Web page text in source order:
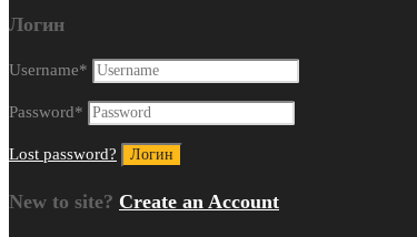
Логин
Username*
Password*
Lost password?
New to site? Create an Account